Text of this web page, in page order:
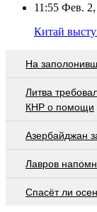
11:55 Фев. 2,
Китай
На
Литва
КНР о помощи
Азербайджан
Лавров
Спасёт ли